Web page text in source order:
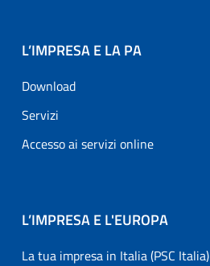
L’IMPRESA E LA PA
Download
Servizi
Accesso ai servizi online
L’IMPRESA E L'EUROPA
La tua impresa in Italia (PSC Italia)